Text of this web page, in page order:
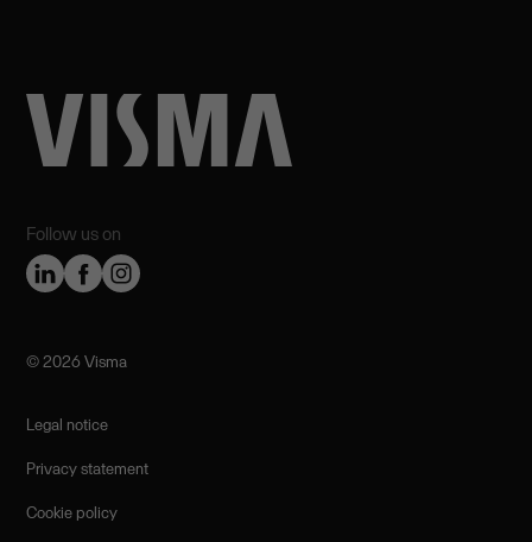
Follow us on
©️ 2026 Visma
Legal notice
Privacy statement
Cookie policy